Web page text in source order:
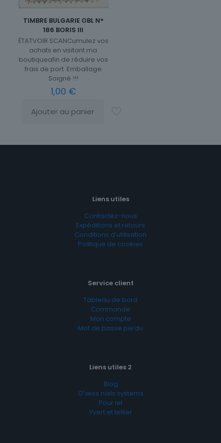
TIMBRE BULGARIE OBL N°
186 BORIS III
ÉTATVOIR SCANCumulez vos
achats en visitant ma
boutiqueafin de réduire vos
frais de port. Emballage
Soigné !!!
1,00 €
Ajouter au panier
Liens utiles
Contactez-nous
Expéditions et retours
Conditions d’utilisation
Politique de cookies
Service client
Tableau de bord
Commande
Mon compte
Mot de passe perdu
Liens utiles 2
Blog
O'xess nails systems
Pour iel
Yvert et tellier